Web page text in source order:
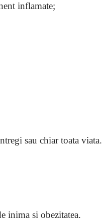
inflamate;
sau chiar toata viata.
inima si obezitatea.